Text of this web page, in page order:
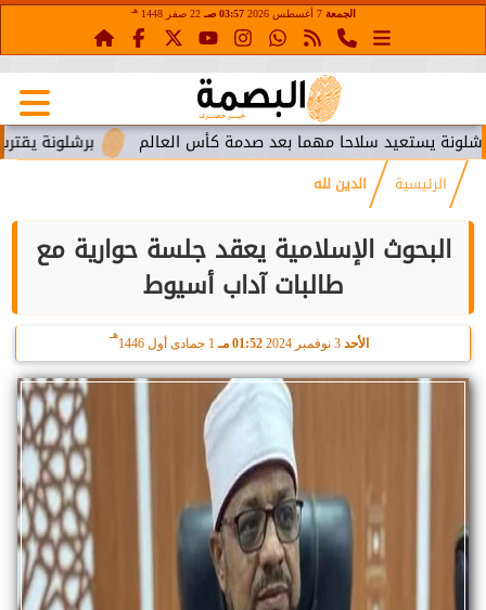
الجمعة 7 أغسطس 2026 03:57 صـ 22 صفر 1448 هـ
برشلونة يقترب من سلاحا مهما بعد صدمة كأس العالم
الرئيسية الدين لله
البحوث الإسلامية يعقد جلسة حوارية مع
طالبات آداب أسيوط
الأحد 3 نوفمبر 2024 01:52 مـ 1 جمادى أول 1446
هـ